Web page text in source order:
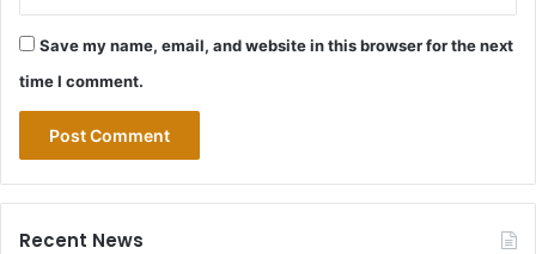
Save my name, email, and website in this browser for the next
time I comment.
Recent News